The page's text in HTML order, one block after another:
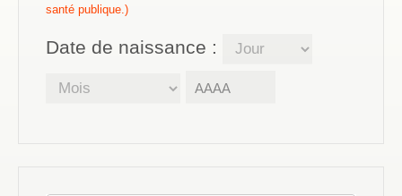
santé publique.)
Date de naissance :